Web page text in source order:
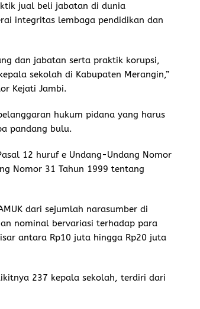
jual beli jabatan di dunia
integritas lembaga pendidikan dan
dan jabatan serta praktik korupsi,
sekolah di Kabupaten Merangin,”
Kejati Jambi.
hukum pidana yang harus
pandang bulu.
12 huruf e Undang-Undang Nomor
Nomor 31 Tahun 1999 tentang
dari sejumlah narasumber di
nominal bervariasi terhadap para
antara Rp10 juta hingga Rp20 juta
237 kepala sekolah, terdiri dari